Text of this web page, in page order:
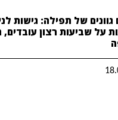
של תפילה: גישות
על שביעות רצון